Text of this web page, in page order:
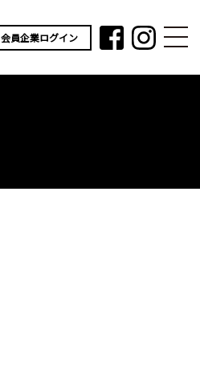
会員企業ログイン